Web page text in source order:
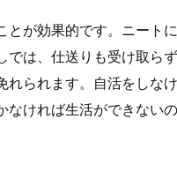
が効果的です。ニート
は、仕送りも受け取ら
られます。自活をしな
ければ生活ができない